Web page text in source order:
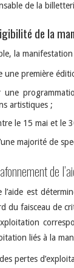
de la
de la
la
une première
une
artistiques ;
le 15 mai et le
majorité de
de
l’aide est
du faisceau de
liés à la
pertes